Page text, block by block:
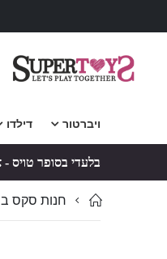
ויברטור דילדו
בלעדי בסופר
חנות סקס